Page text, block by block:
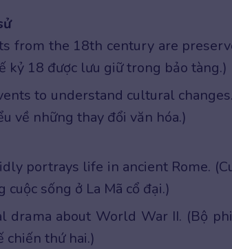
from the 18th century are
kỷ 18 được lưu giữ trong bảo tàng.)
to understand cultural
về những thay đổi văn hóa.)
portrays life in ancient Rome.
sống ở La Mã cổ đại.)
drama about World War II. (Bộ
chiến thứ hai.)